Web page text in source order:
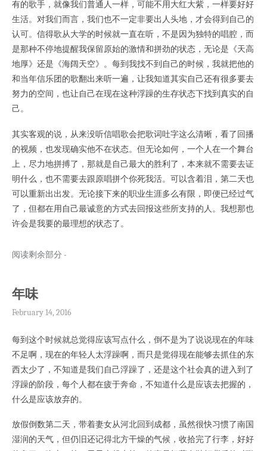
有的歌手，就像我们普通人一样，可能不用大红大紫，一样要好好
生活。对我们而言，我们也不一定非要出人头地，才会得到自己的
认可。信得歌从大学的时候就一直在听，不是因为独特的唱腔，而
是那种不停地提醒我保留原始的激情和拼劲的状态，无论是《天高
地厚》还是《海阔天空》。每到我找不到自己的时候，我就把他的
和当年信乐团的歌翻出来听一遍，让我知道其实自己还有很多要去
努力的空间，也让自己在现在这种浮躁的生存状态下找到真实的自
己。
其实客观的说，从来没听信唱歌会把歌词吐字这么清晰，看了回播
的视频，也发现确实他不在状态。但无论如何，一个人在一个舞台
上，尽力地拼搏了，那就是自己最大的胜利了，本来就不需要去证
明什么，也不需要去跟原唱拼个你死我活。可以含着泪，第二天也
可以重新出出发。无论接下来的职业生涯多么有限，即便已经过气
了，但都在用自己最诚意的方式去回报这些所支持的人。我想那也
许会是我要的最理想的状态了。
阅读剩余部分 -
年味
February 14, 2016
每到这个时候就总觉得应该写点什么，倒不是为了说说现在的年味
不足啊，现在的年轻人太浮躁啊，而只是觉得现在能够去抓住的东
西太少了，不知道是我们自己浮躁了，还是这个社会真的进入到了
浮躁的阶段，每个人都在疲于奔命，不知道什么是应该去把握的，
什么是应该放弃的。
放假倒数第二天，带着妻女从河北回到成都，虽然很快习惯了南国
湿润的天气，但仍旧还记得北方干燥的气候，收拾完了行李，好好